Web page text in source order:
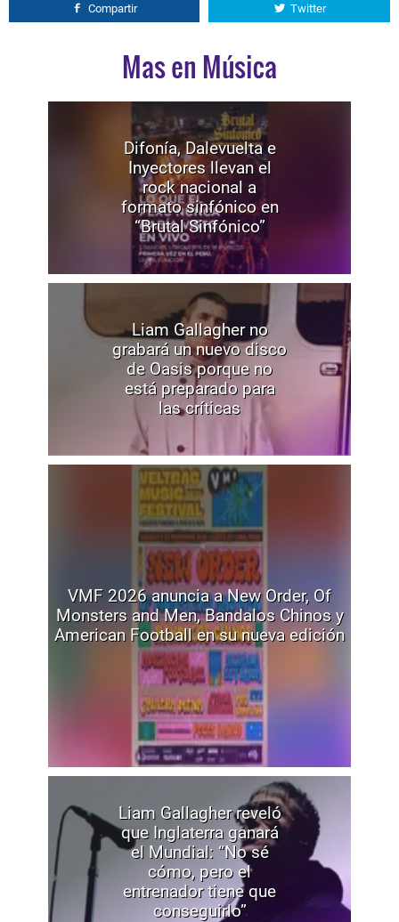
Compartir Twitter
Mas en Música
Difonía, Dalevuelta e
Inyectores llevan el
rock nacional a
formato sinfónico en
“Brutal Sinfónico”
Liam Gallagher no
grabará un nuevo disco
de Oasis porque no
está preparado para
las críticas
VMF 2026 anuncia a New Order, Of
Monsters and Men, Bandalos Chinos y
American Football en su nueva edición
Liam Gallagher reveló
que Inglaterra ganará
el Mundial: “No sé
cómo, pero el
entrenador tiene que
conseguirlo”